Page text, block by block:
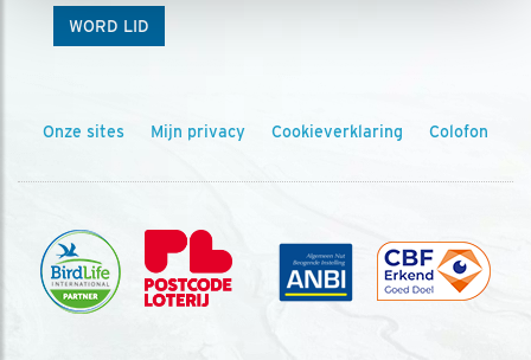
WORD LID
Onze sites Mijn privacy Cookieverklaring Colofon